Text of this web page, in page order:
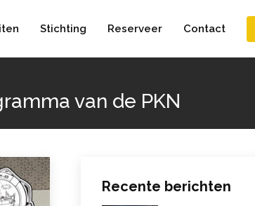
Stichting Reserveer Contact
van de PKN
Recente berichten